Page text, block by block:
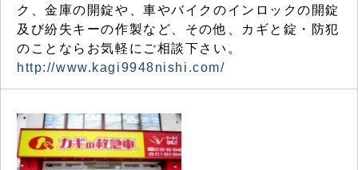
ク、金庫の開錠や、車やバイクのインロックの開錠
及び紛失キーの作製など、その他、カギと錠・防犯
のことならお気軽にご相談下さい。
http://www.kagi9948nishi.com/